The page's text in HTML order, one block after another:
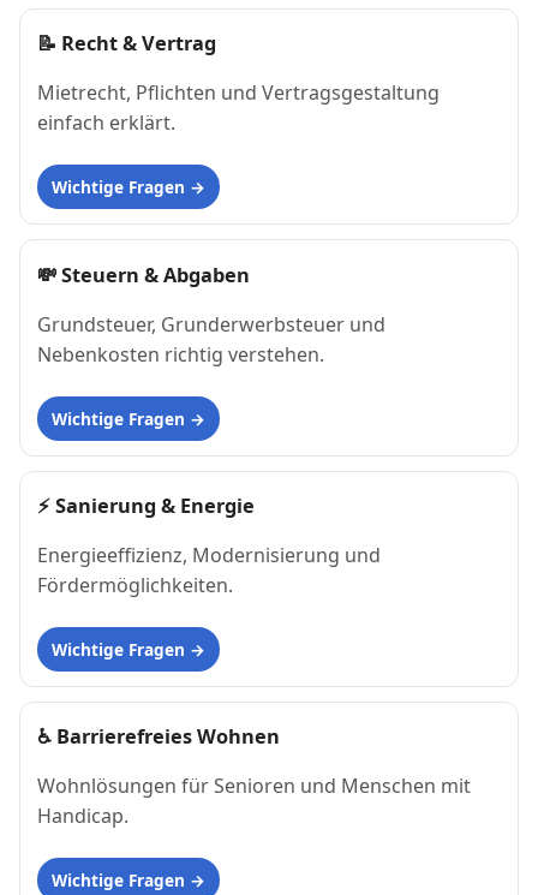
📝 Recht & Vertrag
Mietrecht, Pflichten und Vertragsgestaltung
einfach erklärt.
Wichtige Fragen
💸Steuern & Abgaben
Grundsteuer, Grunderwerbsteuer und
Nebenkosten richtig verstehen.
Wichtige Fragen
⚡Sanierung & Energie
Energieeffizienz, Modernisierung und
Fördermöglichkeiten.
Wichtige Fragen
♿ Barrierefreies Wohnen
Wohnlösungen für Senioren und Menschen mit
Handicap.
Wichtige Fragen